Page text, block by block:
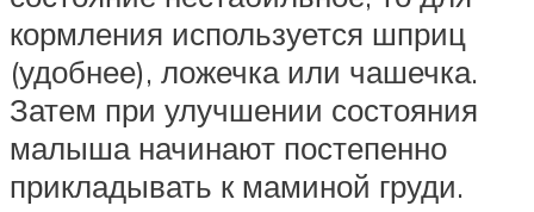
кормления используется шприц
(удобнее), ложечка или чашечка.
Затем при улучшении состояния
малыша начинают постепенно
прикладывать к маминой груди.